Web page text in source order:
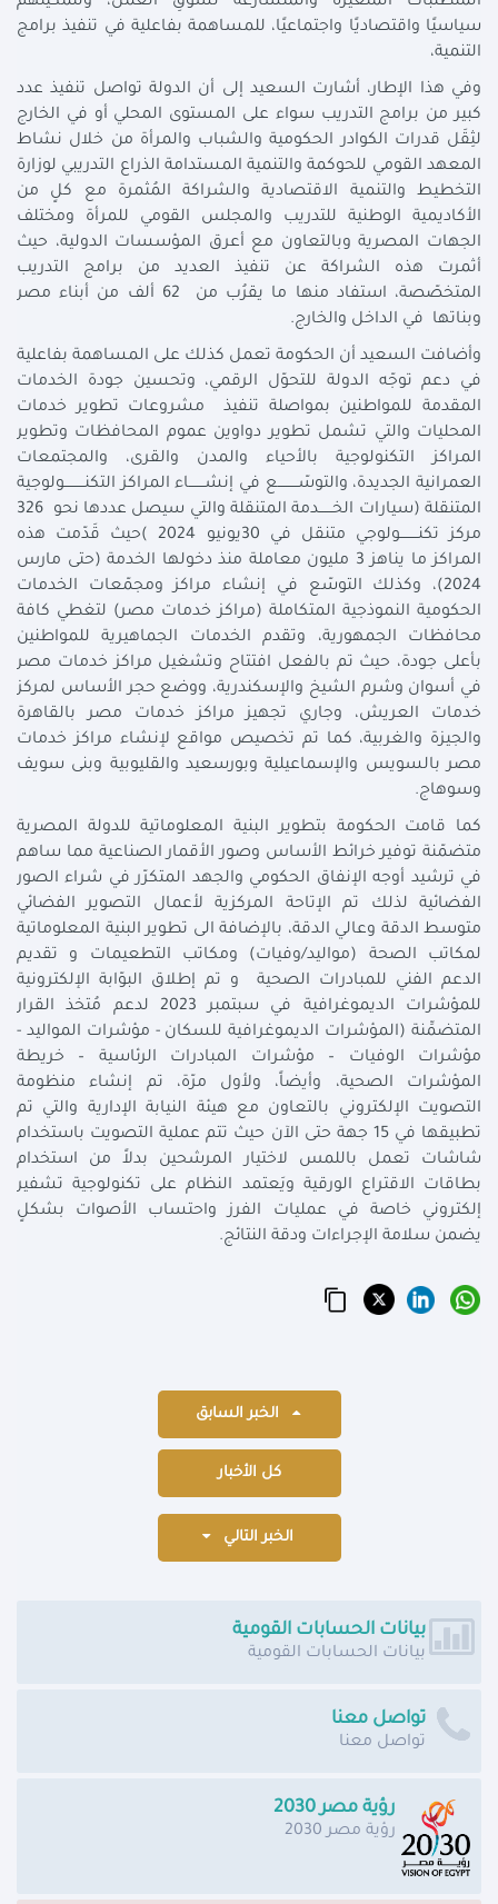
سياسيًا واقتصاديًا واجتماعيًا، للمساهمة بفاعلية في تنفيذ برامج
التنمية،
وفي هذا الإطار، أشارت السعيد إلى أن الدولة تواصل تنفيذ عدد
كبير من برامج التدريب سواء على المستوى المحلي أو في الخارج
لثِقَل قدرات الكوادر الحكومية والشباب والمرأة من خلال نشاط
المعهد القومي للحوكمة والتنمية المستدامة الذراع التدريبي لوزارة
التخطيط والتنمية الاقتصادية والشراكة المُثمرة مع كلٍ من
الأكاديمية الوطنية للتدريب والمجلس القومي للمرأة ومختلف
الجهات المصرية وبالتعاون مع أعرق المؤسسات الدولية، حيث
أثمرت هذه الشراكة عن تنفيذ العديد من برامج التدريب
المتخصّصة، استفاد منها ما يقرُب من 62 ألف من أبناء مصر
وبناتها في الداخل والخارج.
وأضافت السعيد أن الحكومة تعمل كذلك على المساهمة بفاعلية
في دعم توجّه الدولة للتحوّل الرقمي، وتحسين جودة الخدمات
المقدمة للمواطنين بمواصلة تنفيذ مشروعات تطوير خدمات
المحليات والتي تشمل تطوير دواوين عموم المحافظات وتطوير
المراكز التكنولوجية بالأحياء والمدن والقرى، والمجتمعات
العمرانية الجديدة، والتوسّـــــــــع في إنشـــــــاء المراكز التكنـــــــــولوجية
المتنقلة (سيارات الخــــــدمة المتنقلة والتي سيصل عددها نحو 326
مركز تكنــــــــولوجي متنقل في 30يونيو 2024 )حيث قَدّمت هذه
المراكز ما يناهز 3 مليون معاملة منذ دخولها الخدمة (حتى مارس
2024)، وكذلك التوسّع في إنشاء مراكز ومجمّعات الخدمات
الحكومية النموذجية المتكاملة (مراكز خدمات مصر) لتغطي كافة
محافظات الجمهورية، وتقدم الخدمات الجماهيرية للمواطنين
بأعلى جودة، حيث تم بالفعل افتتاح وتشغيل مراكز خدمات مصر
في أسوان وشرم الشيخ والإسكندرية، ووضع حجر الأساس لمركز
خدمات العريش، وجاري تجهيز مراكز خدمات مصر بالقاهرة
والجيزة والغربية، كما تم تخصيص مواقع لإنشاء مراكز خدمات
مصر بالسويس والإسماعيلية وبورسعيد والقليوبية وبنى سويف
وسوهاج.
كما قامت الحكومة بتطوير البنية المعلوماتية للدولة المصرية
متضمّنة توفير خرائط الأساس وصور الأقمار الصناعية مما ساهم
في ترشيد أوجه الإنفاق الحكومي والجهد المتكرّر في شراء الصور
الفضائية لذلك تم الإتاحة المركزية لأعمال التصوير الفضائي
متوسط الدقة وعالي الدقة، بالإضافة الى تطوير البنية المعلوماتية
لمكاتب الصحة (مواليد/وفيات) ومكاتب التطعيمات و تقديم
الدعم الفني للمبادرات الصحية و تم إطلاق البوّابة الإلكترونية
للمؤشرات الديموغرافية في سبتمبر 2023 لدعم مُتخذ القرار
المتضمِّنة (المؤشرات الديموغرافية للسكان - مؤشرات المواليد -
مؤشرات الوفيات – مؤشرات المبادرات الرئاسية – خريطة
المؤشرات الصحية، وأيضاً، ولأول مرّة، تم إنشاء منظومة
التصويت الإلكتروني بالتعاون مع هيئة النيابة الإدارية والتي تم
تطبيقها في 15 جهة حتى الآن حيث تتم عملية التصويت باستخدام
شاشات تعمل باللمس لاختيار المرشحين بدلاً من استخدام
بطاقات الاقتراع الورقية ويَعتمد النظام على تكنولوجية تشفير
إلكتروني خاصة في عمليات الفرز واحتساب الأصوات بشكلٍ
يضمن سلامة الإجراءات ودقة النتائج.
الخبر السابق
كل الأخبار
الخبر التالي
بيانات الحسابات القومية
بيانات الحسابات القومية
تواصل معنا
تواصل معنا
رؤية مصر 2030
رؤية مصر 2030